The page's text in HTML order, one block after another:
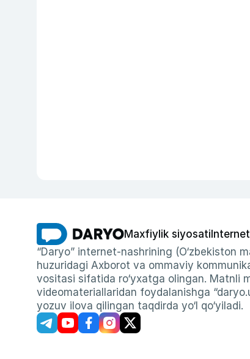
Maxfiylik siyosati
“Daryo” internet-nashrining (O‘zbekiston
huzuridagi Axborot va ommaviy
vositasi sifatida ro‘yxatga olingan. Matnli
videomateriallaridan foydalanishga
yozuv ilova qilingan taqdirda yo‘l qo‘yiladi.